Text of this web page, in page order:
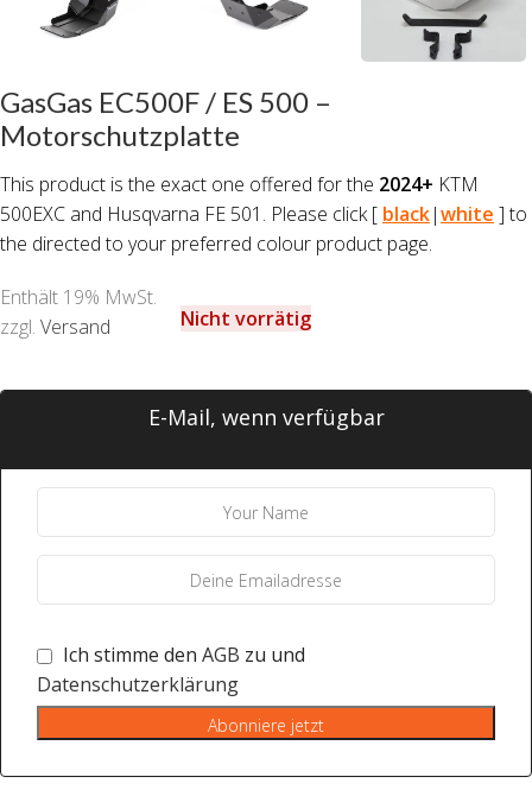
GasGas EC500F / ES 500 –
Motorschutzplatte
This product is the exact one offered for the 2024+ KTM
500EXC and Husqvarna FE 501. Please click [ black|white ] to
the directed to your preferred colour product page.
Enthält 19% MwSt.
zzgl. Versand Nicht vorrätig
E-Mail, wenn verfügbar
Ich stimme den AGB zu und
Datenschutzerklärung
Abonniere jetzt